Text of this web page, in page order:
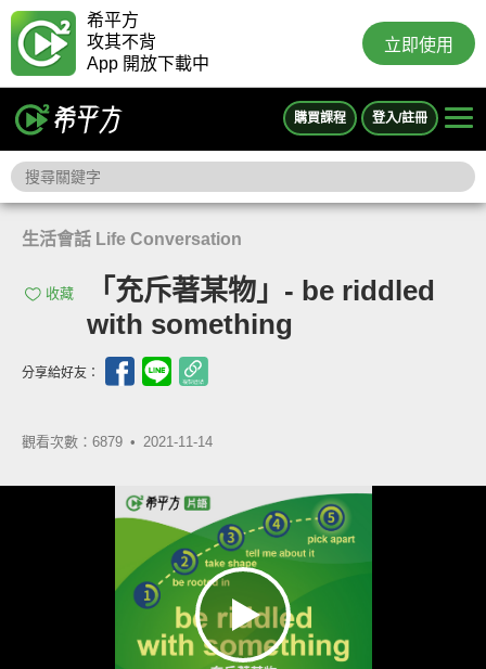
希平方
攻其不背
App 開放下載中
立即使用
購買課程 登入/註冊
生活會話 Life Conversation
收藏
「充斥著某物」- be riddled
with something
分享給好友：
觀看次數：6879 • 2021-11-14